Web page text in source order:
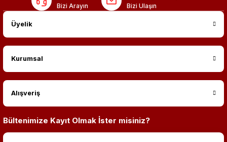
Bizi Arayın
Bizi Ulaşın
Üyelik
Kurumsal
Alışveriş
Bültenimize Kayıt Olmak İster misiniz?